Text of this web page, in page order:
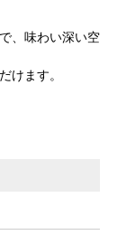
、味わい深い空
けます。